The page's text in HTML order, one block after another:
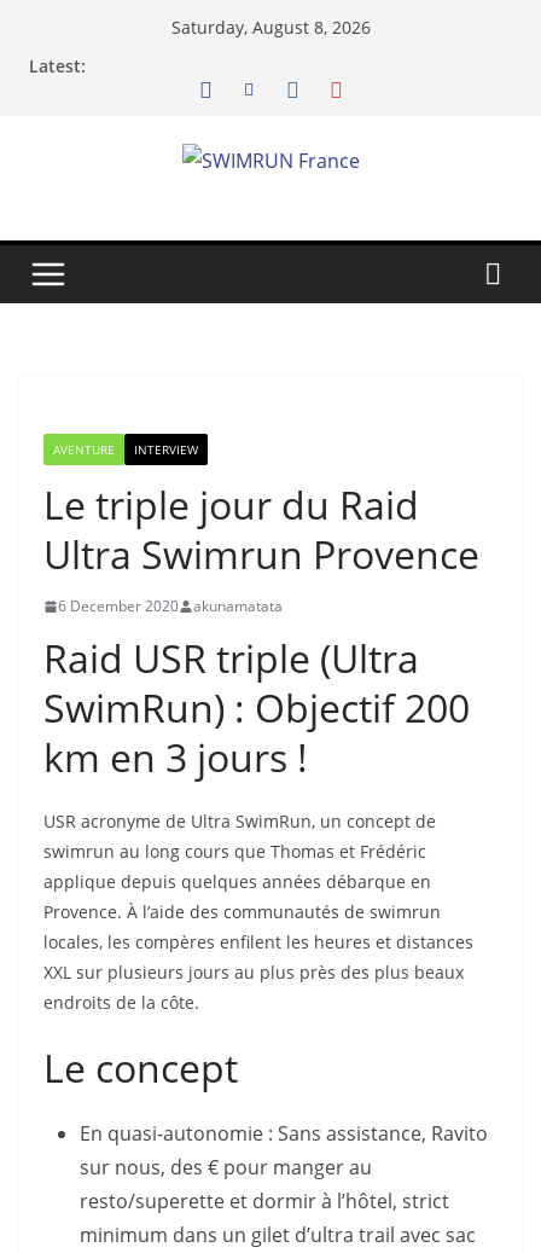
Saturday, August 8, 2026
Latest:
AVENTURE INTERVIEW
Le triple jour du Raid
Ultra Swimrun Provence
6 December 2020 akunamatata
Raid USR triple (Ultra
SwimRun) : Objectif 200
km en 3 jours !
USR acronyme de Ultra SwimRun, un concept de
swimrun au long cours que Thomas et Frédéric
applique depuis quelques années débarque en
Provence. À l’aide des communautés de swimrun
locales, les compères enfilent les heures et distances
XXL sur plusieurs jours au plus près des plus beaux
endroits de la côte.
Le concept
En quasi-autonomie : Sans assistance, Ravito
sur nous, des € pour manger au
resto/superette et dormir à l’hôtel, strict
minimum dans un gilet d’ultra trail avec sac